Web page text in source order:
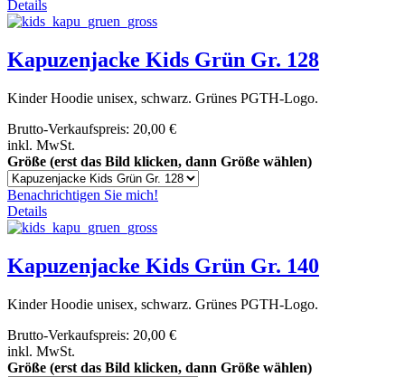
Details
Kapuzenjacke Kids Grün Gr. 128
Kinder Hoodie unisex, schwarz. Grünes PGTH-Logo.
Brutto-Verkaufspreis: 20,00 €
inkl. MwSt.
Größe (erst das Bild klicken, dann Größe wählen)
Benachrichtigen Sie mich!
Details
Kapuzenjacke Kids Grün Gr. 140
Kinder Hoodie unisex, schwarz. Grünes PGTH-Logo.
Brutto-Verkaufspreis: 20,00 €
inkl. MwSt.
Größe (erst das Bild klicken, dann Größe wählen)